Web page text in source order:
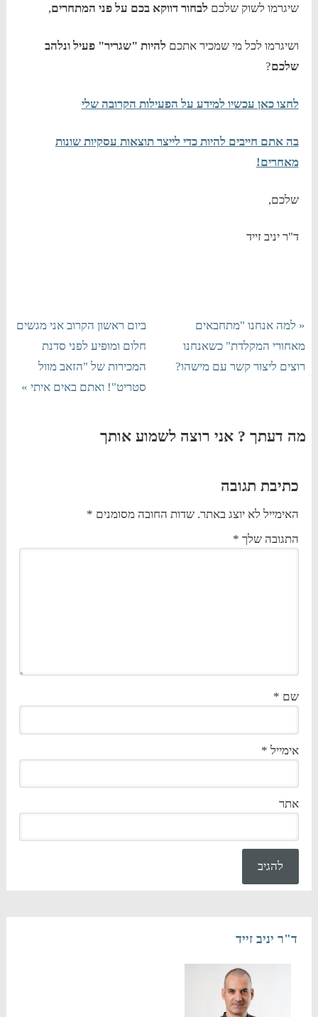
שיגרמו לשוק שלכם לבחור דווקא בכם על פני המתחרים,
ושיגרמו לכל מי שמכיר אתכם להיות "שגריר" פעיל ונלהב
שלכם?
לחצו כאן עכשיו למידע על הפעילות הקרובה שלי
בה אתם חייבים להיות כדי לייצר תוצאות עסקיות שונות
מאחרים!
שלכם,
ד"ר יניב זייד
« למה אנחנו "מתחבאים
מאחורי המקלדת" כשאנחנו
רוצים ליצור קשר עם מישהו?
ביום ראשון הקרוב אני מגשים
חלום ומופיע לפני סדנת
המכירות של "הזאב מוול
סטריט"! ואתם באים איתי »
מה דעתך ? אני רוצה לשמוע אותך
כתיבת תגובה
האימייל לא יוצג באתר. שדות החובה מסומנים *
התגובה שלך *
שם *
אימייל *
אתר
ד"ר יניב זייד